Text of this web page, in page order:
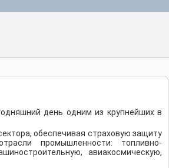
день одним из крупнейших в
обеспечивая страховую защиту
промышленности: топливно-
авиакосмическую,